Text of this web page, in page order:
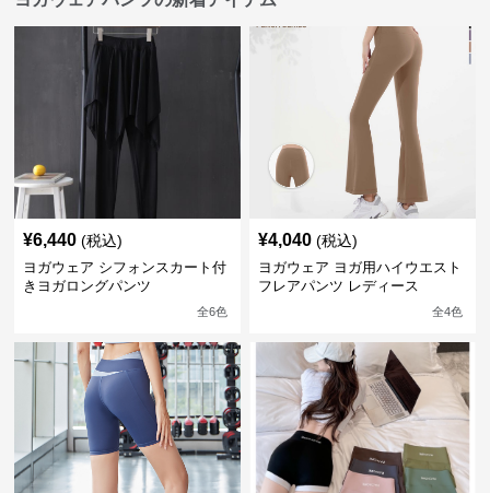
¥6,440 (税込)
ヨガウェア シフォンスカート付
きヨガロングパンツ
全6色
¥4,040 (税込)
ヨガウェア ヨガ用ハイウエスト
フレアパンツ レディース
全4色